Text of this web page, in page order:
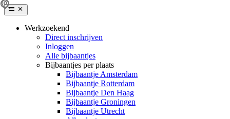
Werkzoekend
Direct inschrijven
Inloggen
Alle bijbaantjes
Bijbaantjes per plaats
Bijbaantje Amsterdam
Bijbaantje Rotterdam
Bijbaantje Den Haag
Bijbaantje Groningen
Bijbaantje Utrecht